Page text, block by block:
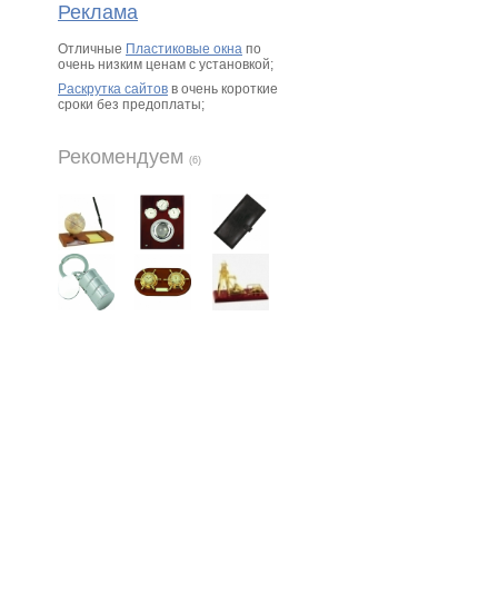
Реклама
Отличные Пластиковые окна по
очень низким ценам с установкой;
Раскрутка сайтов в очень короткие
сроки без предоплаты;
Рекомендуем (6)